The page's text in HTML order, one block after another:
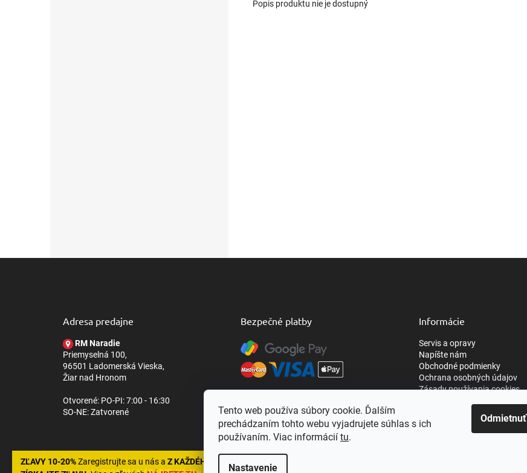
Tento web používa súbory cookie. Ďalším
prechádzaním tohto webu vyjadrujete súhlas s ich
používaním. Viac informácií tu.
Nastavenie
Odmietnuť
ZĽAVY 10-20%Zaregistrujte sa u nás a Z KAŽDÉHO NÁKUPU
Popis produktu nie je dostupný
Adresa predajne
RM Naradie
Priemyselná 100,
96501 Ladomerská Vieska,
Žiar nad Hronom
Otvorené: PO-PI: 7:00 - 16:30
SO-NE: Zatvorené
Bezpečné platby Informácie
Servis a opravy
Napíšte nám
Obchodné podmienky
Ochrana osobných údajov
Zásady používania cookies